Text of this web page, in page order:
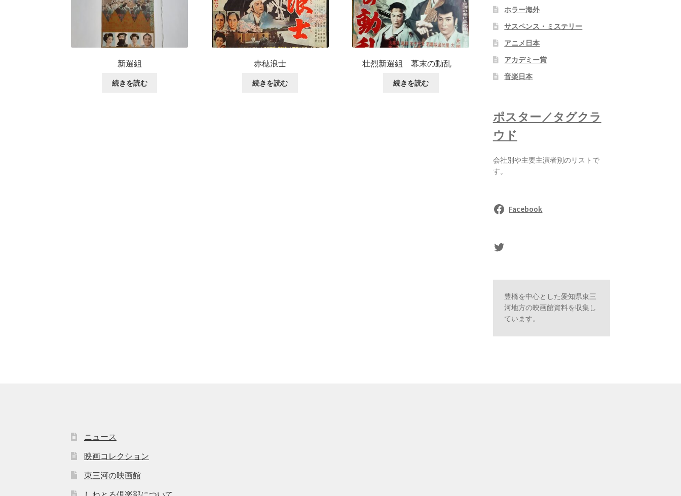
新選組
続きを読む
赤穂浪士
続きを読む
壮烈新選組 幕末の動乱
続きを読む
ホラー海外
サスペンス・ミステリー
アニメ日本
アカデミー賞
音楽日本
ポスター／タグクラ
ウド
会社別や主要主演者別のリストで
す。
Facebook
sasaki's Twitter
豊橋を中心とした愛知県東三
河地方の映画館資料を収集し
ています。
ニュース
映画コレクション
東三河の映画館